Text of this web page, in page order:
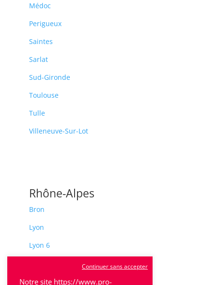
Médoc
Perigueux
Saintes
Sarlat
Sud-Gironde
Toulouse
Tulle
Villeneuve-Sur-Lot
Rhône-Alpes
Bron
Lyon
Lyon 6
Calluire
Notre site https://www.pro-
Continuer sans accepter